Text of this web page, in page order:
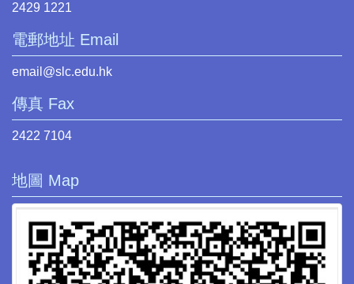
2429 1221
電郵地址 Email
email@slc.edu.hk
傳真 Fax
2422 7104
地圖 Map